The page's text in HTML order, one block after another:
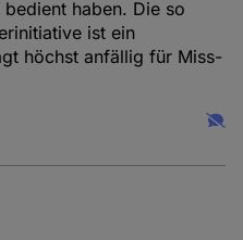
haben. Die so
ist ein
höchst anfällig für Miss­